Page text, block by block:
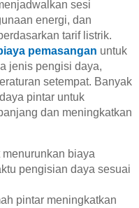
sesi
energi, dan
tarif listrik.
pemasangan untuk
jenis pengisi daya,
setempat. Banyak
pintar untuk
dan meningkatkan
biaya
pengisian daya sesuai
pintar meningkatkan